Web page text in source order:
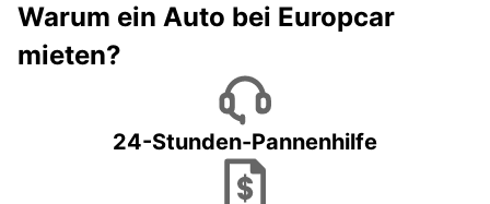
Warum ein Auto bei Europcar
mieten?
24-Stunden-Pannenhilfe